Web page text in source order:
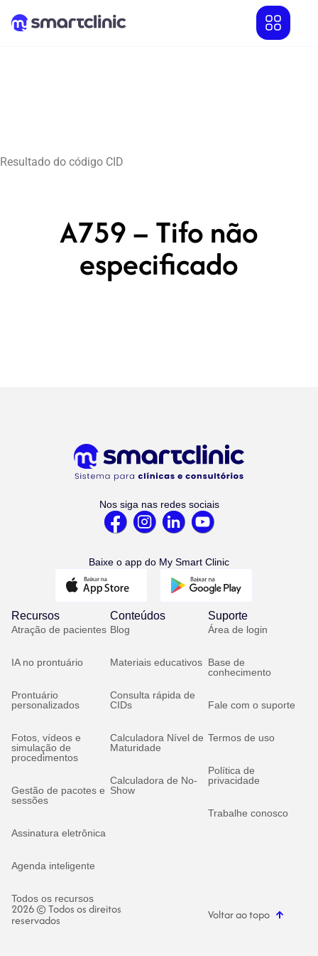
Resultado do código CID
A759 – Tifo não
especificado
Nos siga nas redes sociais
Baixe o app do My Smart Clinic
Recursos
Atração de pacientes
IA no prontuário
Prontuário
personalizados
Fotos, vídeos e
simulação de
procedimentos
Gestão de pacotes e
sessões
Assinatura eletrônica
Agenda inteligente
Todos os recursos
Conteúdos
Blog
Materiais educativos
Consulta rápida de
CIDs
Calculadora Nível de
Maturidade
Calculadora de No-
Show
Suporte
Área de login
Base de
conhecimento
Fale com o suporte
Termos de uso
Política de
privacidade
Trabalhe conosco
2026 © Todos os direitos
reservados Voltar ao topo